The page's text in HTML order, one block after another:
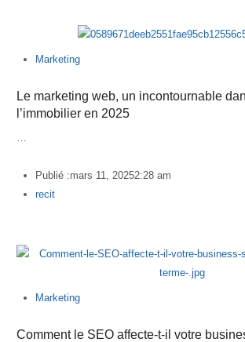
Marketing
Le marketing web, un incontournable
l’immobilier en 2025
Publié :mars 11, 20252:28 am
Author
recit
Marketing
Comment le SEO affecte-t-il votre